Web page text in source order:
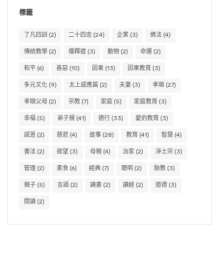
標籤
了凡四訓 (2) 二十四忠 (24) 企業 (3) 佛法 (4)
傳統教學 (2) 儒釋道 (3) 動物 (2) 命運 (2)
和平 (6) 善惡 (10) 因果 (13) 因果教育 (3)
多元文化 (9) 太上感應篇 (2) 夫妻 (3) 孝順 (27)
孝順父母 (2) 宗教 (7) 家庭 (5) 家庭教育 (3)
幸福 (5) 弟子規 (41) 德行 (33) 愛的教育 (3)
感恩 (2) 慈悲 (4) 故事 (28) 教育 (41) 智慧 (4)
書法 (2) 欲望 (3) 母親 (4) 治家 (2) 淨土宗 (3)
管理 (2) 素食 (6) 經典 (7) 聰明 (2) 胎教 (3)
親子 (5) 言語 (2) 讀書 (2) 讀經 (2) 道德 (3)
閱讀 (2)